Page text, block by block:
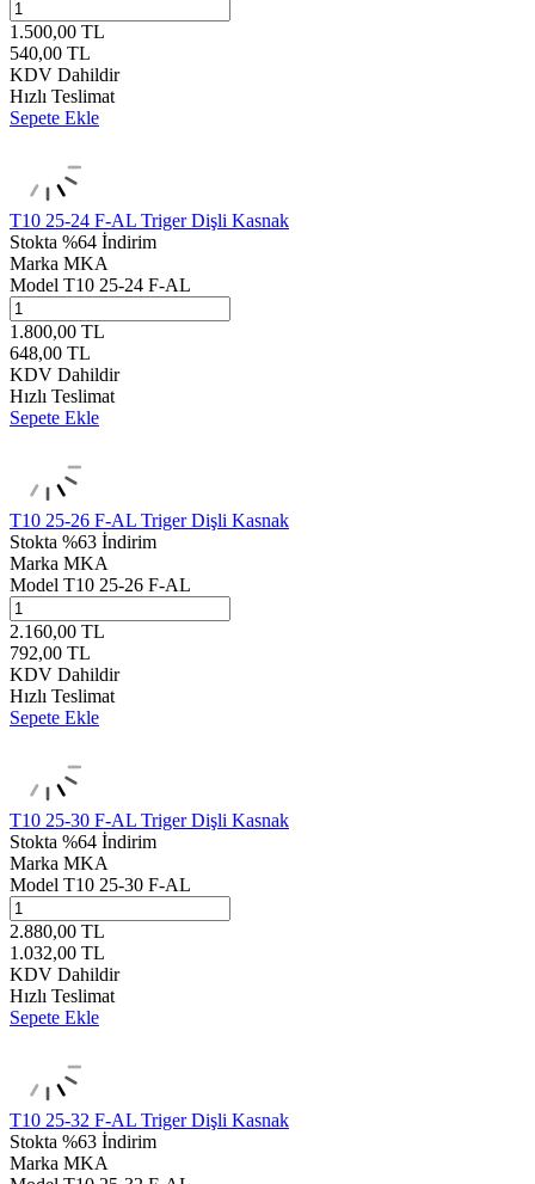
1.500,00 TL
540,00 TL
KDV Dahildir
Hızlı Teslimat
Sepete Ekle
T10 25-24 F-AL Triger Dişli Kasnak
Stokta %64 İndirim
Marka MKA
Model T10 25-24 F-AL
1.800,00 TL
648,00 TL
KDV Dahildir
Hızlı Teslimat
Sepete Ekle
T10 25-26 F-AL Triger Dişli Kasnak
Stokta %63 İndirim
Marka MKA
Model T10 25-26 F-AL
2.160,00 TL
792,00 TL
KDV Dahildir
Hızlı Teslimat
Sepete Ekle
T10 25-30 F-AL Triger Dişli Kasnak
Stokta %64 İndirim
Marka MKA
Model T10 25-30 F-AL
2.880,00 TL
1.032,00 TL
KDV Dahildir
Hızlı Teslimat
Sepete Ekle
T10 25-32 F-AL Triger Dişli Kasnak
Stokta %63 İndirim
Marka MKA